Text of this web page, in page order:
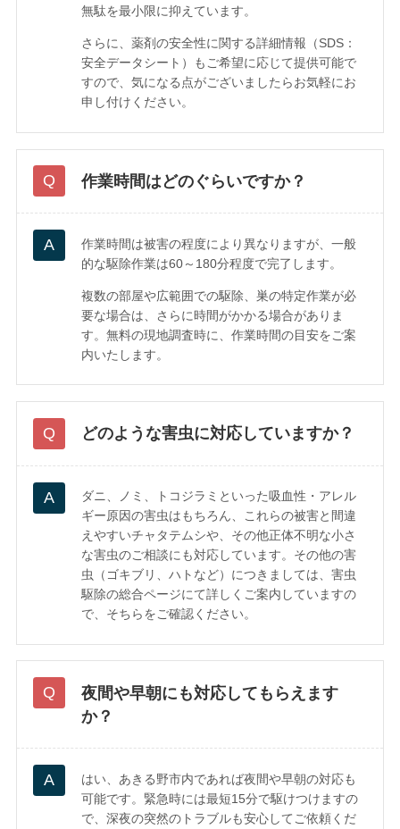
無駄を最小限に抑えています。
さらに、薬剤の安全性に関する詳細情報（SDS：
安全データシート）もご希望に応じて提供可能で
すので、気になる点がございましたらお気軽にお
申し付けください。
作業時間はどのぐらいですか？
作業時間は被害の程度により異なりますが、一般
的な駆除作業は60～180分程度で完了します。
複数の部屋や広範囲での駆除、巣の特定作業が必
要な場合は、さらに時間がかかる場合がありま
す。無料の現地調査時に、作業時間の目安をご案
内いたします。
どのような害虫に対応していますか？
ダニ、ノミ、トコジラミといった吸血性・アレル
ギー原因の害虫はもちろん、これらの被害と間違
えやすいチャタテムシや、その他正体不明な小さ
な害虫のご相談にも対応しています。その他の害
虫（ゴキブリ、ハトなど）につきましては、害虫
駆除の総合ページにて詳しくご案内していますの
で、そちらをご確認ください。
夜間や早朝にも対応してもらえます
か？
はい、あきる野市内であれば夜間や早朝の対応も
可能です。緊急時には最短15分で駆けつけますの
で、深夜の突然のトラブルも安心してご依頼くだ